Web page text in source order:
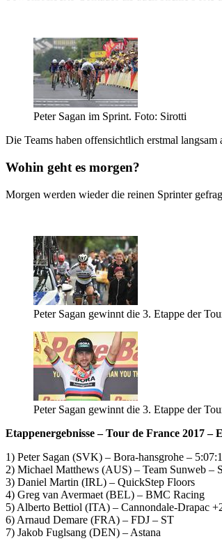
Peter Sagan im Sprint. Foto: Sirotti
Die Teams haben offensichtlich erstmal
Wohin geht es morgen?
Morgen werden wieder die reinen Sprinter
Peter Sagan gewinnt die 3. Etappe der
Peter Sagan gewinnt die 3. Etappe der
Etappenergebnisse – Tour de France 2017 –
1) Peter Sagan (SVK) – Bora-hansgrohe –
2) Michael Matthews (AUS) – Team Sunweb –
3) Daniel Martin (IRL) – QuickStep Floors
4) Greg van Avermaet (BEL) – BMC Racing
5) Alberto Bettiol (ITA) – Cannondale-Drapac
6) Arnaud Demare (FRA) – FDJ – ST
7) Jakob Fuglsang (DEN) – Astana